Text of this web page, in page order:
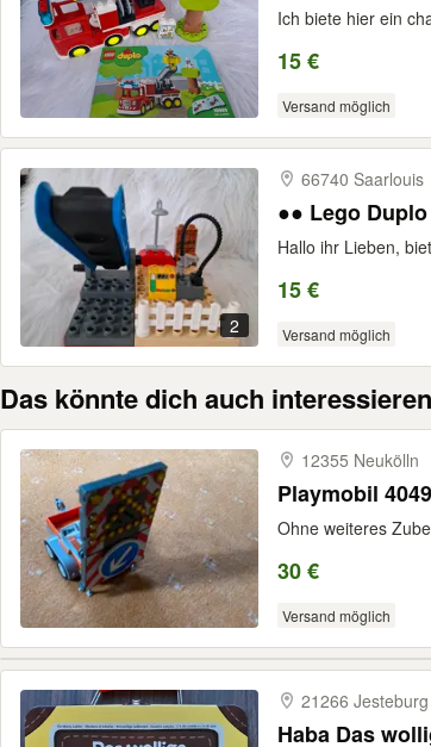
Ich biete hier ein
15 €
Versand möglich
2
66740 Saarlouis
●● Lego
Hallo ihr Lieben,
15 €
Versand möglich
Das könnte dich auch interessieren
12355 Neukölln
Playmobil
Ohne weiteres
30 €
Versand möglich
21266 Jesteburg
Haba Das